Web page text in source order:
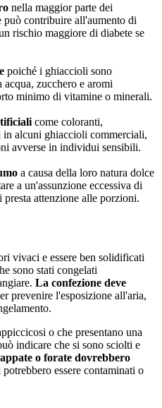
nella maggior parte dei
contribuire all'aumento di
rischio maggiore di diabete se
poiché i ghiaccioli sono
zucchero e aromi
minimo di vitamine o minerali.
come coloranti,
in alcuni ghiaccioli commerciali,
avverse in individui sensibili.
a causa della loro natura dolce
a un'assunzione eccessiva di
presta attenzione alle porzioni.
vivaci e essere ben solidificati
sono stati congelati
La confezione deve
prevenire l'esposizione all'aria,
o che presentano una
indicare che si sono sciolti e
o forate dovrebbero
essere contaminati o